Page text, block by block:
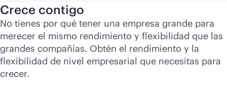
Crece contigo
No tienes por qué tener una empresa grande para
merecer el mismo rendimiento y flexibilidad que las
grandes compañías. Obtén el rendimiento y la
flexibilidad de nivel empresarial que necesitas para
crecer.